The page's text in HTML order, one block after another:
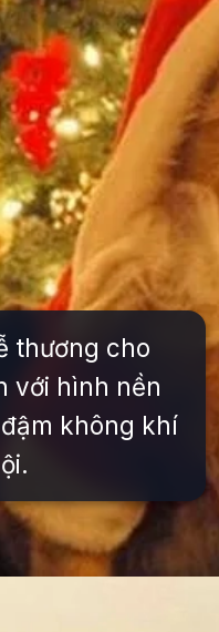
thương cho
với hình nền
không khí